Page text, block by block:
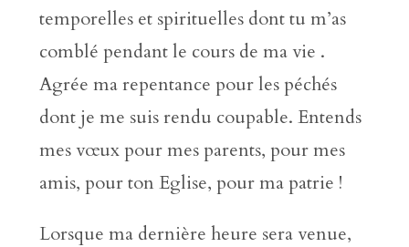
temporelles et spirituelles dont tu m’as
comblé pendant le cours de ma vie .
Agrée ma repentance pour les péchés
dont je me suis rendu coupable. Entends
mes vœux pour mes parents, pour mes
amis, pour ton Eglise, pour ma patrie !
Lorsque ma dernière heure sera venue,